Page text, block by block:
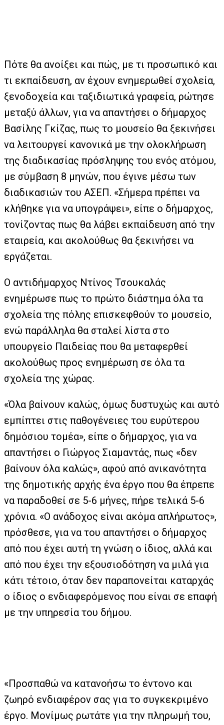
Πότε θα ανοίξει και πώς, με τι προσωπικό και
τι εκπαίδευση, αν έχουν ενημερωθεί σχολεία,
ξενοδοχεία και ταξιδιωτικά γραφεία, ρώτησε
μεταξύ άλλων, για να απαντήσει ο δήμαρχος
Βασίλης Γκίζας, πως το μουσείο θα ξεκινήσει
να λειτουργεί κανονικά με την ολοκλήρωση
της διαδικασίας πρόσληψης του ενός ατόμου,
με σύμβαση 8 μηνών, που έγινε μέσω των
διαδικασιών του ΑΣΕΠ. «Σήμερα πρέπει να
κλήθηκε για να υπογράψει», είπε ο δήμαρχος,
τονίζοντας πως θα λάβει εκπαίδευση από την
εταιρεία, και ακολούθως θα ξεκινήσει να
εργάζεται.
Ο αντιδήμαρχος Ντίνος Τσουκαλάς
ενημέρωσε πως το πρώτο διάστημα όλα τα
σχολεία της πόλης επισκεφθούν το μουσείο,
ενώ παράλληλα θα σταλεί λίστα στο
υπουργείο Παιδείας που θα μεταφερθεί
ακολούθως προς ενημέρωση σε όλα τα
σχολεία της χώρας.
«Όλα βαίνουν καλώς, όμως δυστυχώς και αυτό
εμπίπτει στις παθογένειες του ευρύτερου
δημόσιου τομέα», είπε ο δήμαρχος, για να
απαντήσει ο Γιώργος Σιαμαντάς, πως «δεν
βαίνουν όλα καλώς», αφού από ανικανότητα
της δημοτικής αρχής ένα έργο που θα έπρεπε
να παραδοθεί σε 5-6 μήνες, πήρε τελικά 5-6
χρόνια. «Ο ανάδοχος είναι ακόμα απλήρωτος»,
πρόσθεσε, για να του απαντήσει ο δήμαρχος
από που έχει αυτή τη γνώση ο ίδιος, αλλά και
από που έχει την εξουσιοδότηση να μιλά για
κάτι τέτοιο, όταν δεν παραπονείται καταρχάς
ο ίδιος ο ενδιαφερόμενος που είναι σε επαφή
με την υπηρεσία του δήμου.
«Προσπαθώ να κατανοήσω το έντονο και
ζωηρό ενδιαφέρον σας για το συγκεκριμένο
έργο. Μονίμως ρωτάτε για την πληρωμή του,